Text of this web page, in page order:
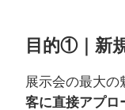
目的①｜新
展示会の最大の
客に直接アプロ